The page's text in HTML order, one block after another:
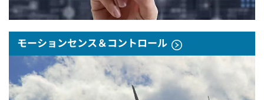
モーションセンス＆コントロール